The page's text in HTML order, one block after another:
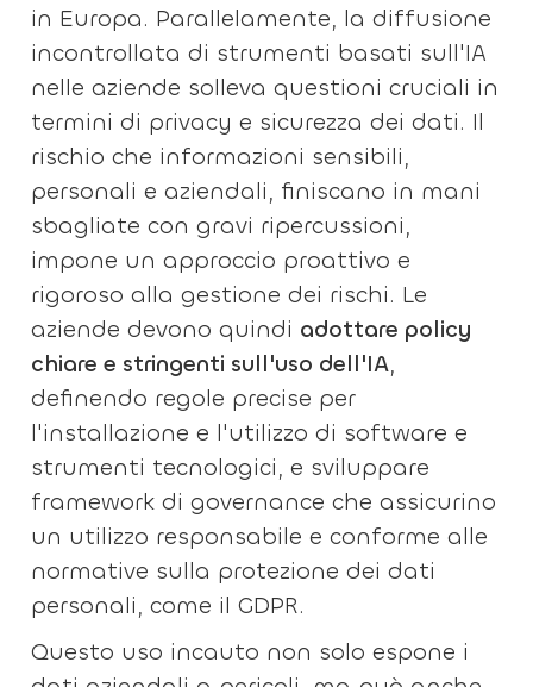
in Europa. Parallelamente, la diffusione
incontrollata di strumenti basati sull'IA
nelle aziende solleva questioni cruciali in
termini di privacy e sicurezza dei dati. Il
rischio che informazioni sensibili,
personali e aziendali, finiscano in mani
sbagliate con gravi ripercussioni,
impone un approccio proattivo e
rigoroso alla gestione dei rischi. Le
aziende devono quindi adottare policy
chiare e stringenti sull'uso dell'IA,
definendo regole precise per
l'installazione e l'utilizzo di software e
strumenti tecnologici, e sviluppare
framework di governance che assicurino
un utilizzo responsabile e conforme alle
normative sulla protezione dei dati
personali, come il GDPR.
Questo uso incauto non solo espone i